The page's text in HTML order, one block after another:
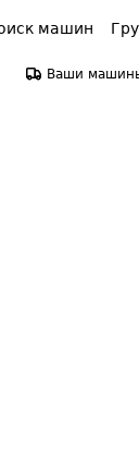
машин
Ваши